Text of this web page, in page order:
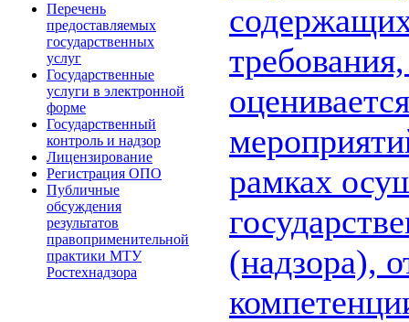
Перечень
предоставляемых
государственных
услуг
Государственные
услуги в электронной
форме
Государственный
контроль и надзор
Лицензирование
Регистрация ОПО
Публичные
обсуждения
результатов
правоприменительной
практики МТУ
Ростехнадзора
рамках
(надзора),